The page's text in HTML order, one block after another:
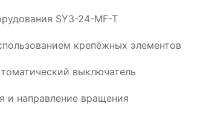
SY3-24-MF-T
крепёжных элементов
выключатель
и направление вращения